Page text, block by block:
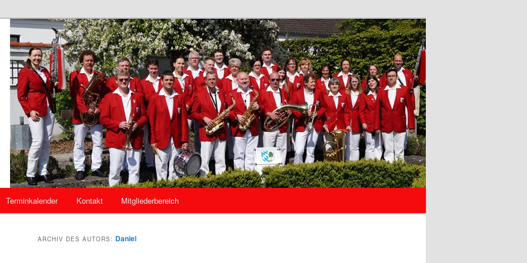
Kösching
Kösching
Terminkalender Kontakt Mitgliederbereich
ARCHIV DES AUTORS: Daniel